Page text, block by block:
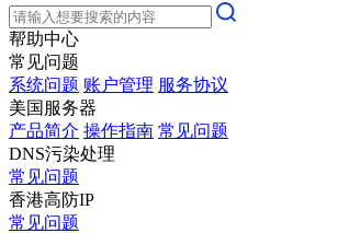
帮助中心
常见问题
系统问题 账户管理 服务协议
美国服务器
产品简介 操作指南 常见问题
DNS污染处理
常见问题
香港高防IP
常见问题